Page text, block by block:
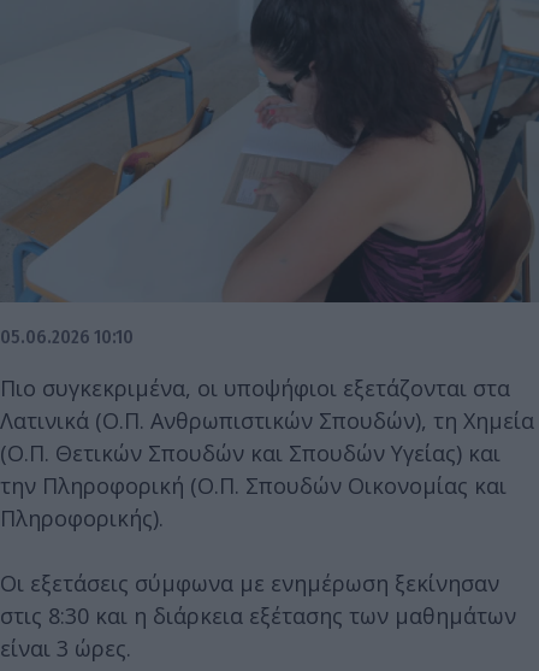
05.06.2026 10:10
Πιο συγκεκριμένα, οι υποψήφιοι εξετάζονται στα
Λατινικά (Ο.Π. Ανθρωπιστικών Σπουδών), τη Χημεία
(Ο.Π. Θετικών Σπουδών και Σπουδών Υγείας) και
την Πληροφορική (Ο.Π. Σπουδών Οικονομίας και
Πληροφορικής).
Οι εξετάσεις σύμφωνα με ενημέρωση ξεκίνησαν
στις 8:30 και η διάρκεια εξέτασης των μαθημάτων
είναι 3 ώρες.